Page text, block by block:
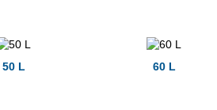
50 L 60 L